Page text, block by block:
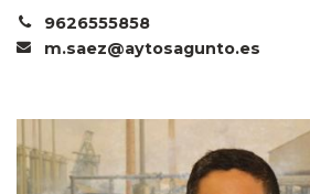
9626555858
m.saez@aytosagunto.es